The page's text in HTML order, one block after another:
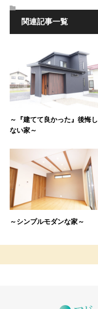
関連記事一覧
～『建てて良かった』後悔し
ない家～
～シンプルモダンな家～